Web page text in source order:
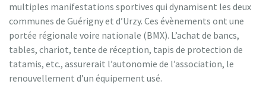
multiples manifestations sportives qui dynamisent les deux
communes de Guérigny et d’Urzy. Ces évènements ont une
portée régionale voire nationale (BMX). L’achat de bancs,
tables, chariot, tente de réception, tapis de protection de
tatamis, etc., assurerait l’autonomie de l’association, le
renouvellement d’un équipement usé.